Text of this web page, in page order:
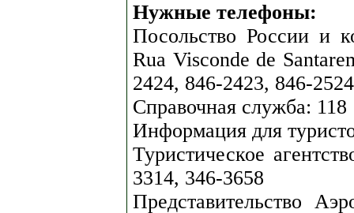
Нужные телефоны:
Посольство России и
Rua Visconde de
2424, 846-2423, 846-
Справочная служба: 118
Информация для
Туристическое
3314, 346-3658
Представительство